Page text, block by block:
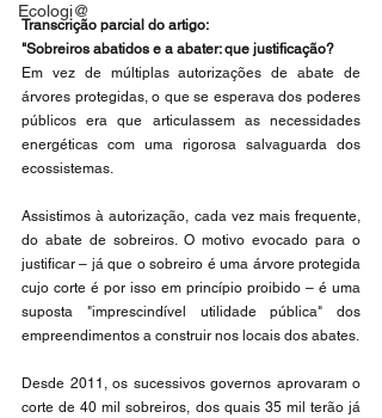
Ecologi@
Transcrição parcial do artigo:
"Sobreiros abatidos e a abater: que justificação?
Em vez de múltiplas autorizações de abate de
árvores protegidas, o que se esperava dos poderes
públicos era que articulassem as necessidades
energéticas com uma rigorosa salvaguarda dos
ecossistemas.
Assistimos à autorização, cada vez mais frequente,
do abate de sobreiros. O motivo evocado para o
justificar – já que o sobreiro é uma árvore protegida
cujo corte é por isso em princípio proibido – é uma
suposta "imprescindível utilidade pública" dos
empreendimentos a construir nos locais dos abates.
Desde 2011, os sucessivos governos aprovaram o
corte de 40 mil sobreiros, dos quais 35 mil terão já